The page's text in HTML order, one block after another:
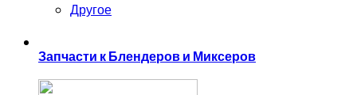
Другое
Запчасти к Блендеров и Миксеров